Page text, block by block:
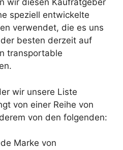
wir diesen Kaufratgeber
speziell entwickelte
verwendet, die es uns
besten derzeit auf
transportable
wir unsere Liste
von einer Reihe von
von den folgenden:
Marke von